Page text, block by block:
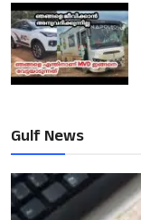
Gulf News